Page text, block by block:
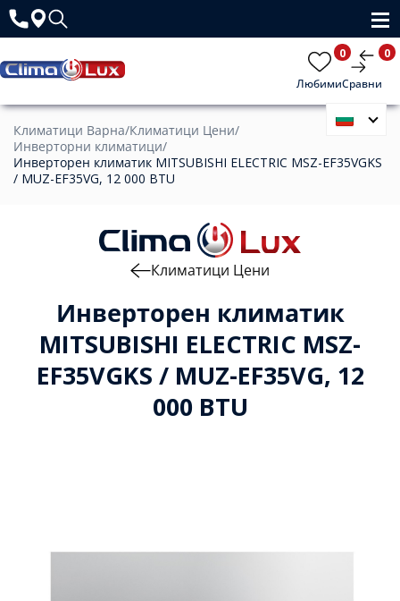
Любими
0
Сравни
0
Климатици Варна/Климатици Цени/
Инверторни климатици/
Инверторен климатик MITSUBISHI ELECTRIC MSZ-EF35VGKS
/ MUZ-EF35VG, 12 000 BTU
Инверторен климатик
MITSUBISHI ELECTRIC MSZ-
EF35VGKS / MUZ-EF35VG, 12
000 BTU
Климатици Цени